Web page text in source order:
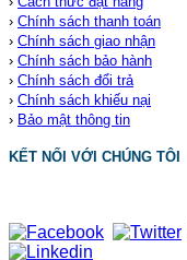
› Chính sách thanh toán
› Chính sách giao nhận
› Chính sách bảo hành
› Chính sách đổi trả
› Chính sách khiếu nại
› Bảo mật thông tin
KẾT NỐI VỚI CHÚNG TÔI